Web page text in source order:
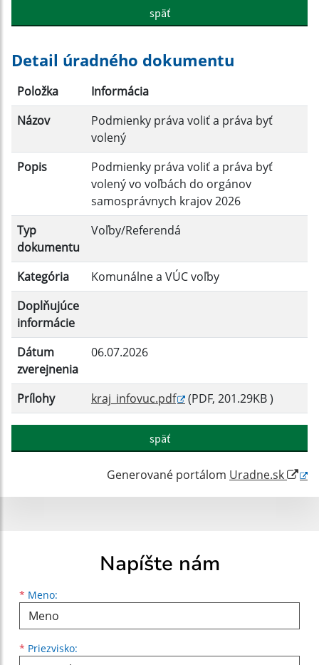
Popis:
Dátum zverejnenia do:
Filtrovať Reset
späť
Detail úradného dokumentu
Položka
Informácia
Názov
Podmienky práva voliť a práva byť
volený
Popis
Podmienky práva voliť a práva byť
volený vo voľbách do orgánov
samosprávnych krajov 2026
Typ
dokumentu
Voľby/Referendá
Kategória
Komunálne a VÚC voľby
Doplňujúce
informácie
Dátum
zverejnenia
06.07.2026
Prílohy kraj_infovuc.pdf (PDF, 201.29KB )
späť
Generované portálom Uradne.sk
Napíšte nám
* Meno:
Meno
* Priezvisko:
Priezvisko
E-mailová adresa